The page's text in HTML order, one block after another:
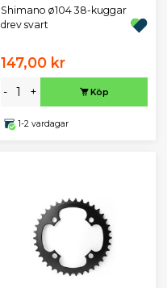
Shimano ø104 38-kuggar
drev svart
147,00 kr
- + Köp
1-2 vardagar